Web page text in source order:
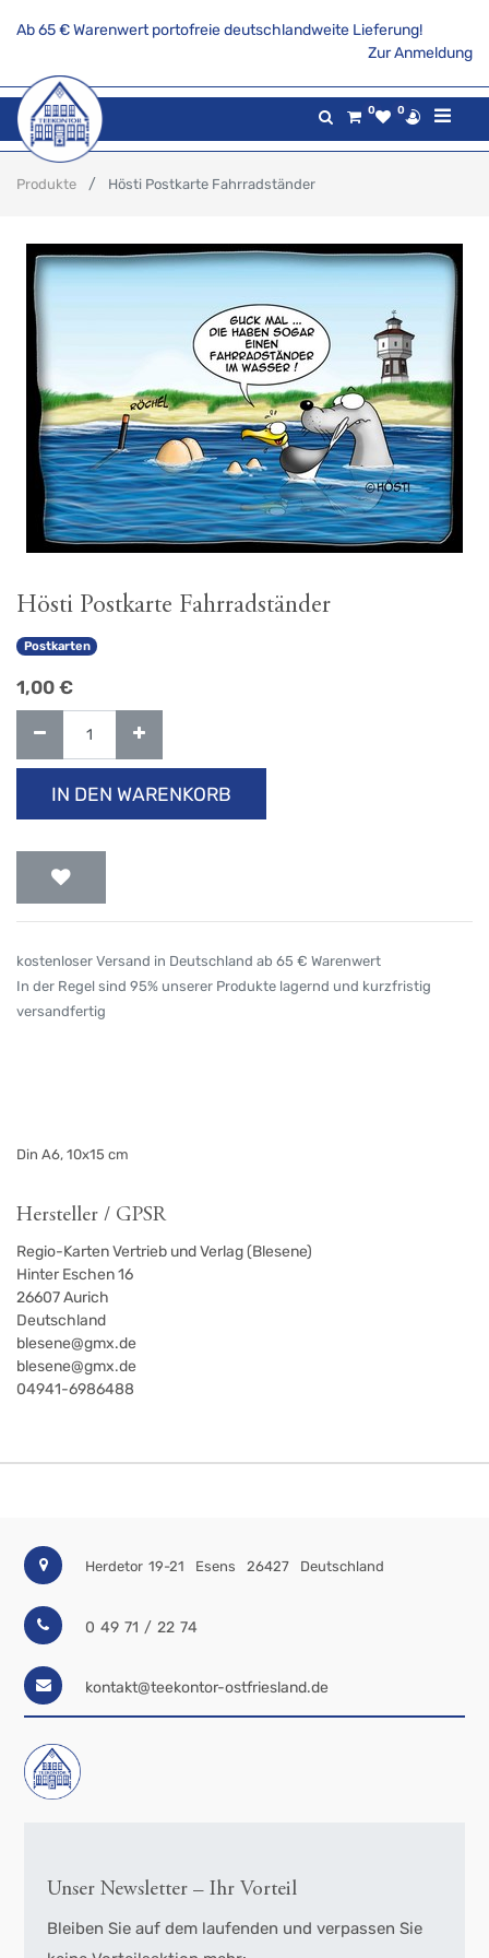
Ab 65 € Warenwert portofreie deutschlandweite Lieferung!
Zur Anmeldung
0 0
Produkte Hösti Postkarte Fahrradständer
Hösti Postkarte Fahrradständer
Postkarten
1,00 €
IN DEN WARENKORB
kostenloser Versand in Deutschland ab 65 € Warenwert
In der Regel sind 95% unserer Produkte lagernd und kurzfristig
versandfertig
Din A6, 10x15 cm
Hersteller / GPSR
Regio-Karten Vertrieb und Verlag (Blesene)
Hinter Eschen 16
26607Aurich
Deutschland
blesene@gmx.de
blesene@gmx.de
04941-6986488
Herdetor 19-21 Esens 26427 Deutschland
0 49 71 / 22 74
kontakt@teekontor-ostfriesland.de
Unser Newsletter – Ihr Vorteil
Bleiben Sie auf dem laufenden und verpassen Sie